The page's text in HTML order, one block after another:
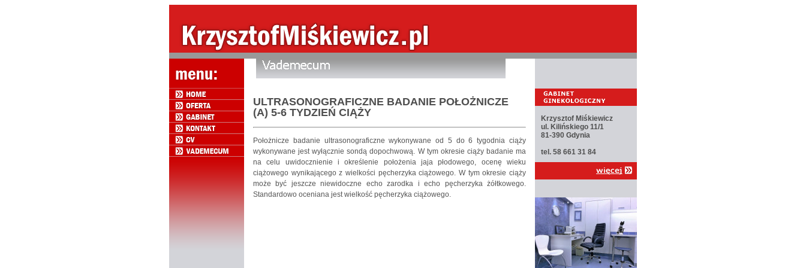
ULTRASONOGRAFICZNE BADANIE POŁOŻNICZE
(A) 5-6 TYDZIEŃ CIĄŻY
Położnicze badanie ultrasonograficzne wykonywane od 5 do 6 tygodnia ciąży
wykonywane jest wyłącznie sondą dopochwową. W tym okresie ciąży badanie ma
na celu uwidocznienie i określenie położenia jaja płodowego, ocenę wieku
ciążowego wynikającego z wielkości pęcherzyka ciążowego. W tym okresie ciąży
może być jeszcze niewidoczne echo zarodka i echo pęcherzyka żółtkowego.
Standardowo oceniana jest wielkość pęcherzyka ciążowego.
Krzysztof Miśkiewicz
ul. Kilińskiego 11/1
81-390 Gdynia
tel. 58 661 31 84